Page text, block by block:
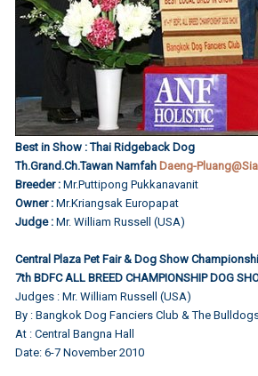
Best in Show : Thai Ridgeback Dog
Th.Grand.Ch.Tawan Namfah Daeng-
Breeder : Mr.Puttipong Pukkanavanit
Owner : Mr.Kriangsak Europapat
Judge : Mr. William Russell (USA)
Central Plaza Pet Fair & Dog Show
7th BDFC ALL BREED CHAMPIONSHIP DOG
Judges : Mr. William Russell (USA)
By : Bangkok Dog Fanciers Club & The
At : Central Bangna Hall
Date: 6-7 November 2010